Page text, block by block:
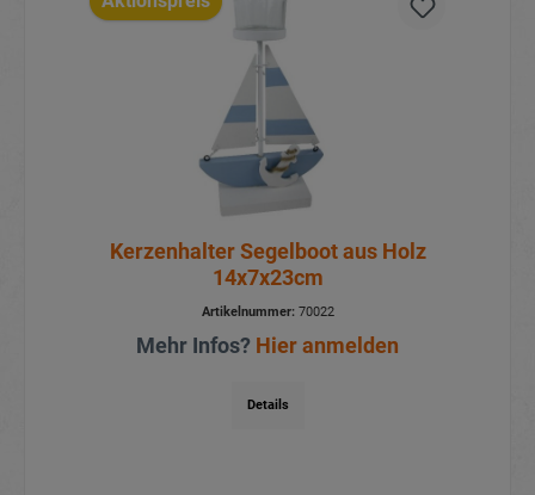
Kerzenhalter Segelboot aus Holz
14x7x23cm
Artikelnummer:70022
Mehr Infos? Hier anmelden
Details